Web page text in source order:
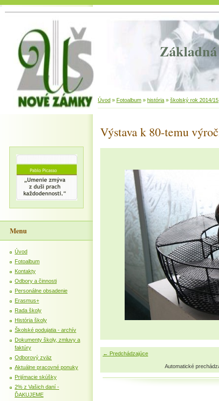
Základná
Úvod » Fotoalbum » história » školský rok 2014/15
Výstava k 80-temu
← Predchádzajúce
Automatické
Menu
Úvod
Fotoalbum
Kontakty
Odbory a činnosti
Personálne obsadenie
Erasmus+
Rada školy
História školy
Školské podujatia - archív
Dokumenty školy, zmluvy a
faktúry
Odborový zväz
Aktuálne pracovné ponuky
Prijímacie skúšky
2% z Vašich daní -
ĎAKUJEME